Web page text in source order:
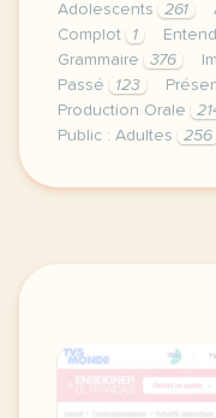
Adolescents
261
Complot
1
Grammaire
376
Passé
123
Production Orale
Public : Adultes
256
duree 1h00